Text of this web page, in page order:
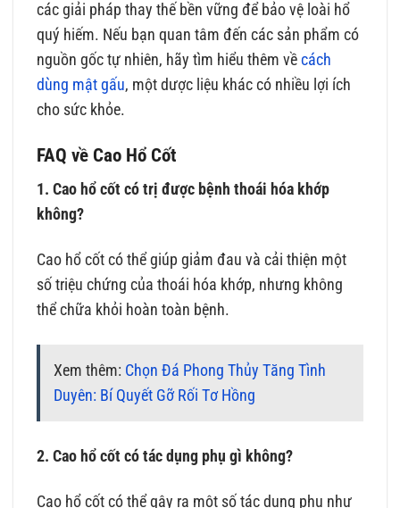
các giải pháp thay thế bền vững để bảo vệ loài hổ
quý hiếm. Nếu bạn quan tâm đến các sản phẩm có
nguồn gốc tự nhiên, hãy tìm hiểu thêm vềcách
dùng mật gấu, một dược liệu khác có nhiều lợi ích
cho sức khỏe.
FAQ về Cao Hổ Cốt
1. Cao hổ cốt có trị được bệnh thoái hóa khớp
không?
Cao hổ cốt có thể giúp giảm đau và cải thiện một
số triệu chứng của thoái hóa khớp, nhưng không
thể chữa khỏi hoàn toàn bệnh.
Xem thêm: Chọn Đá Phong Thủy Tăng Tình
Duyên: Bí Quyết Gỡ Rối Tơ Hồng
2. Cao hổ cốt có tác dụng phụ gì không?
Cao hổ cốt có thể gây ra một số tác dụng phụ như